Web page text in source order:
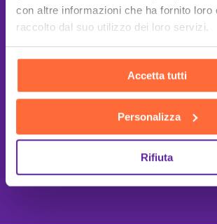
con altre informazioni che ha fornito loro
raccolto dal suo utilizzo dei loro servizi.
Accetta tutti
Personalizza
Rifiuta